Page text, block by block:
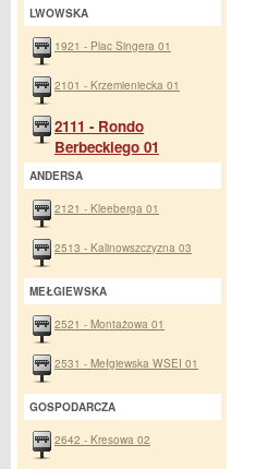
LWOWSKA
1921 - Plac Singera 01
2101 - Krzemieniecka 01
2111 - Rondo
Berbeckiego 01
ANDERSA
2121 - Kleeberga 01
2513 - Kalinowszczyzna 03
MEŁGIEWSKA
2521 - Montażowa 01
2531 - Mełgiewska WSEI 01
GOSPODARCZA
2642 - Kresowa 02